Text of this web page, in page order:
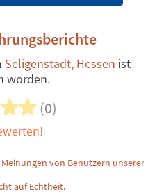
Seligenstadt, Hessen ist
worden.
(0)
von Benutzern unserer
auf Echtheit.